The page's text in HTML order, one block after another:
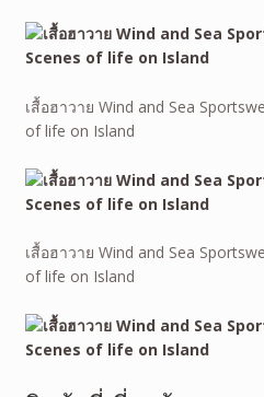
เสื้อฮาวาย Wind and Sea
of life on Island
เสื้อฮาวาย Wind and Sea
of life on Island